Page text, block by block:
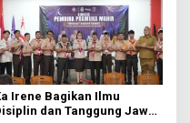
Irene Bagikan Ilmu
dan Tanggung Jawab